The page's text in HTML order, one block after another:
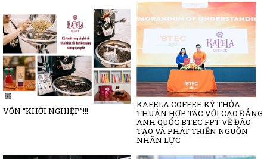
VỐN “KHỞI NGHIỆP”!!!
KAFELA COFFEE KÝ THỎA
THUẬN HỢP TÁC VỚI CAO ĐẲNG
ANH QUỐC BTEC FPT VỀ ĐÀO
TẠO VÀ PHÁT TRIỂN NGUỒN
NHÂN LỰC